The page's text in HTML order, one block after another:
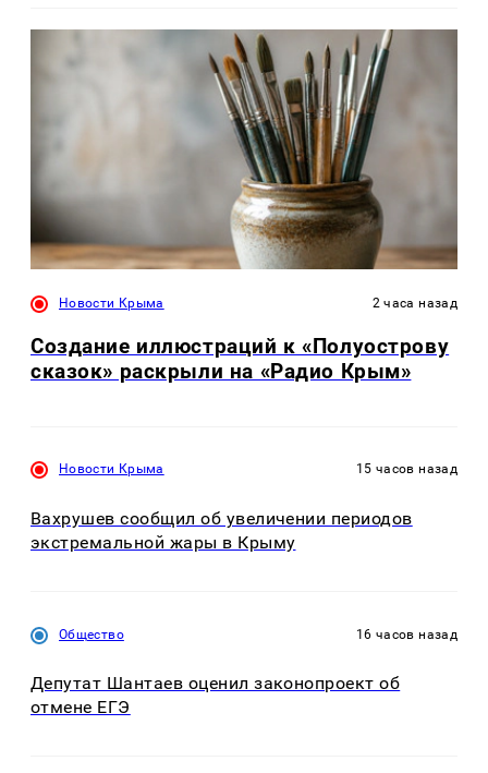
Новости Крыма 2 часа назад
Создание иллюстраций к «Полуострову
сказок» раскрыли на «Радио Крым»
Новости Крыма 15 часов назад
Вахрушев сообщил об увеличении периодов
экстремальной жары в Крыму
Общество 16 часов назад
Депутат Шантаев оценил законопроект об
отмене ЕГЭ